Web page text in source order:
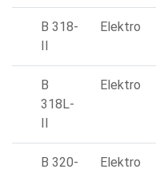
B 318-
II
Elektro
B
318L-
II
Elektro
B 320-
Elektro